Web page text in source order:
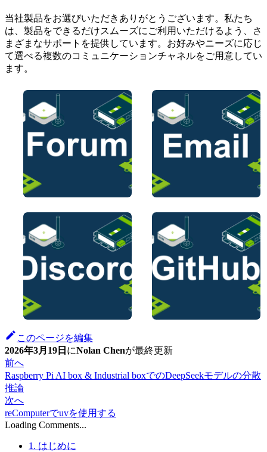
当社製品をお選びいただきありがとうございます。私たち
は、製品をできるだけスムーズにご利用いただけるよう、さ
まざまなサポートを提供しています。お好みやニーズに応じ
て選べる複数のコミュニケーションチャネルをご用意してい
ます。
このページを編集
2026年3月19日 にNolan Chenが最終更新
前へ
Raspberry Pi AI box & Industrial boxでのDeepSeekモデルの分散
推論
次へ
reComputerでuvを使用する
Loading Comments...
1. はじめに